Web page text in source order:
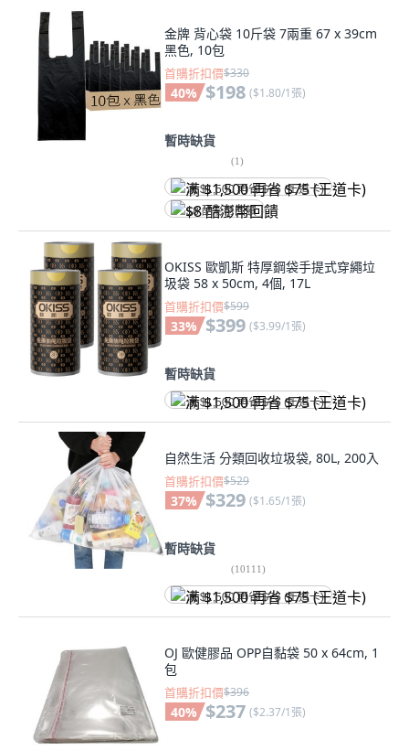
金牌 背心袋 10斤袋 7兩重 67 x 39cm
黑色, 10包
首購折扣價$330
40% $198 ($1.80/1張)
暫時缺貨
(1)
满 $1,500 再省 $75 (王道卡)
$8 酷澎幣回饋
OKISS 歐凱斯 特厚鋼袋手提式穿繩垃
圾袋 58 x 50cm, 4個, 17L
首購折扣價$599
33% $399 ($3.99/1張)
暫時缺貨
满 $1,500 再省 $75 (王道卡)
自然生活 分類回收垃圾袋, 80L, 200入
首購折扣價$529
37% $329 ($1.65/1張)
暫時缺貨
(10111)
满 $1,500 再省 $75 (王道卡)
OJ 歐健膠品 OPP自黏袋 50 x 64cm, 1
包
首購折扣價$396
40% $237 ($2.37/1張)